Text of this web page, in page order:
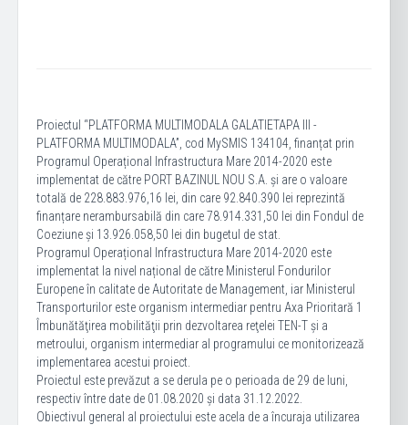
Proiectul “PLATFORMA MULTIMODALA GALATIETAPA III -
PLATFORMA MULTIMODALA”, cod MySMIS 134104, finanțat prin
Programul Operațional Infrastructura Mare 2014-2020 este
implementat de către PORT BAZINUL NOU S.A. și are o valoare
totală de 228.883.976,16 lei, din care 92.840.390 lei reprezintă
finanțare nerambursabilă din care 78.914.331,50 lei din Fondul de
Coeziune și 13.926.058,50 lei din bugetul de stat.
Programul Operațional Infrastructura Mare 2014-2020 este
implementat la nivel național de către Ministerul Fondurilor
Europene în calitate de Autoritate de Management, iar Ministerul
Transporturilor este organism intermediar pentru Axa Prioritară 1
Îmbunătăţirea mobilităţii prin dezvoltarea reţelei TEN-T și a
metroului, organism intermediar al programului ce monitorizează
implementarea acestui proiect.
Proiectul este prevăzut a se derula pe o perioada de 29 de luni,
respectiv între date de 01.08.2020 și data 31.12.2022.
Obiectivul general al proiectului este acela de a încuraja utilizarea